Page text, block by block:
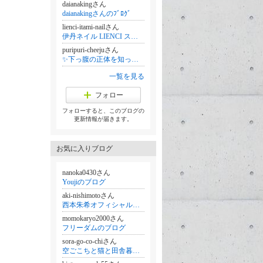
daianakingさん
daianakingさんのﾌﾞﾛｸﾞ
lienci-itami-nailさん
伊丹ネイル LIENCI スカルプ,長さ出し,フィルイン,パラジェル,チップ,フットネイル,アート,ショート 阪急伊丹駅
puripuri-cheejuさん
✨下っ腹の正体を知って美・健康体へ✨
一覧を見る
フォロー
フォローすると、このブログの
更新情報が届きます。
お気に入りブログ
nanoka0430さん
Youjiのブログ
aki-nishimotoさん
西本朱希オフィシャルブログ「朱鬼」Powered by Ameba
momokaryo2000さん
フリーダムのブログ
sora-go-co-chiさん
空ごこちと猫と田舎暮らしの日々